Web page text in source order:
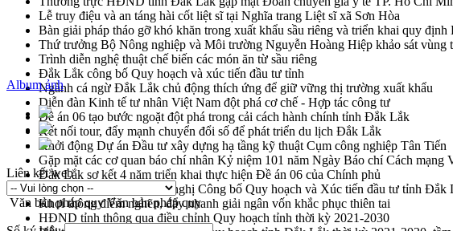
Lễ truy điệu và an táng hài cốt liệt sĩ tại Nghĩa trang Liệt sĩ xã Sơn Hòa
Bàn giải pháp tháo gỡ khó khăn trong xuất khẩu sầu riêng và triển khai quy định
Thứ trưởng Bộ Nông nghiệp và Môi trường Nguyễn Hoàng Hiệp khảo sát vùng
Trình diễn nghệ thuật chế biến các món ăn từ sầu riêng
Đắk Lắk công bố Quy hoạch và xúc tiến đầu tư tỉnh
Ngành cá ngừ Đắk Lắk chủ động thích ứng để giữ vững thị trường xuất khẩu
Diễn đàn Kinh tế tư nhân Việt Nam đột phá cơ chế - Hợp tác công tư
Đề án 06 tạo bước ngoặt đột phá trong cải cách hành chính tỉnh Đắk Lắk
Kết nối tour, đẩy mạnh chuyển đổi số để phát triển du lịch Đắk Lắk
Khởi động Dự án Đầu tư xây dựng hạ tầng kỹ thuật Cụm công nghiệp Tân Tiến
Gặp mặt các cơ quan báo chí nhân Kỷ niệm 101 năm Ngày Báo chí Cách mạng
Đắk Lắk sơ kết 4 năm triển khai thực hiện Đề án 06 của Chính phủ
Họp báo thông tin về Hội nghị Công bố Quy hoạch và Xúc tiến đầu tư tỉnh Đắk
Khơi thông điểm nghẽn, đẩy nhanh giải ngân vốn khắc phục thiên tai
HĐND tỉnh thông qua điều chỉnh Quy hoạch tỉnh thời kỳ 2021-2030
Album ảnh
Liên kết web
Văn bản pháp quy Văn bản pháp quy